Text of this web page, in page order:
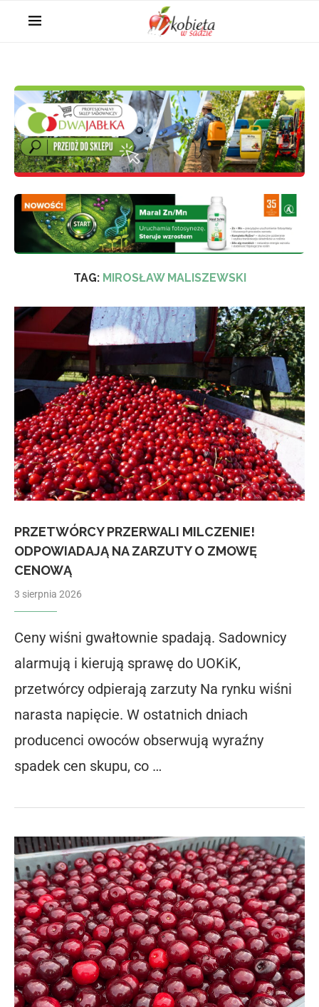
TAG: MIROSŁAW MALISZEWSKI
PRZETWÓRCY PRZERWALI MILCZENIE!
ODPOWIADAJĄ NA ZARZUTY O ZMOWĘ
CENOWĄ
3 sierpnia 2026
Ceny wiśni gwałtownie spadają. Sadownicy
alarmują i kierują sprawę do UOKiK,
przetwórcy odpierają zarzuty Na rynku wiśni
narasta napięcie. W ostatnich dniach
producenci owoców obserwują wyraźny
spadek cen skupu, co …